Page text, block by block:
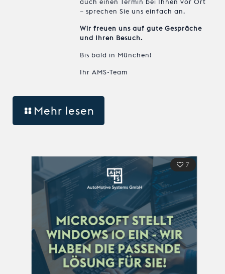
– sprechen Sie uns einfach an.
Wir freuen uns auf gute Gespräche
und Ihren Besuch.
Bis bald in München!
Ihr AMS-Team
Mehr lesen
7